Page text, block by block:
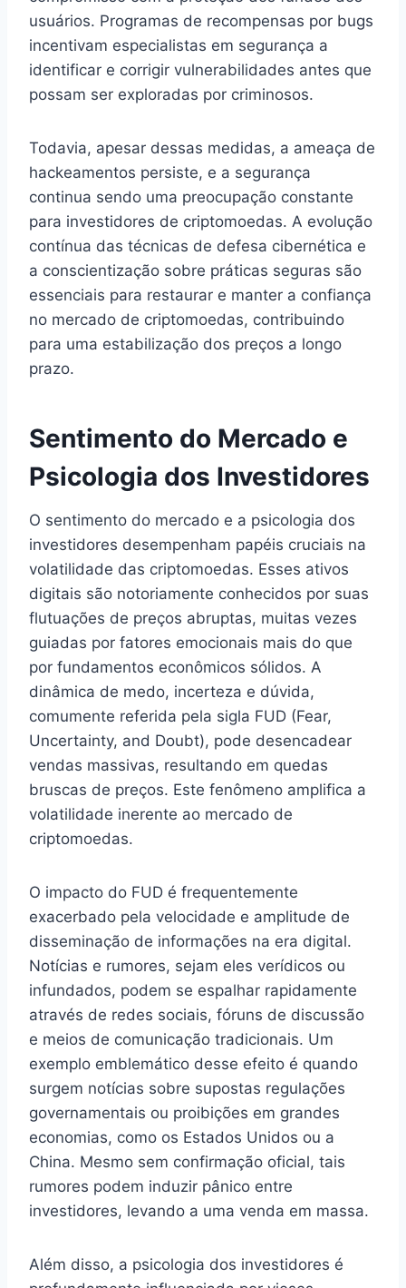
usuários. Programas de recompensas por bugs
incentivam especialistas em segurança a
identificar e corrigir vulnerabilidades antes que
possam ser exploradas por criminosos.
Todavia, apesar dessas medidas, a ameaça de
hackeamentos persiste, e a segurança
continua sendo uma preocupação constante
para investidores de criptomoedas. A evolução
contínua das técnicas de defesa cibernética e
a conscientização sobre práticas seguras são
essenciais para restaurar e manter a confiança
no mercado de criptomoedas, contribuindo
para uma estabilização dos preços a longo
prazo.
Sentimento do Mercado e
Psicologia dos Investidores
O sentimento do mercado e a psicologia dos
investidores desempenham papéis cruciais na
volatilidade das criptomoedas. Esses ativos
digitais são notoriamente conhecidos por suas
flutuações de preços abruptas, muitas vezes
guiadas por fatores emocionais mais do que
por fundamentos econômicos sólidos. A
dinâmica de medo, incerteza e dúvida,
comumente referida pela sigla FUD (Fear,
Uncertainty, and Doubt), pode desencadear
vendas massivas, resultando em quedas
bruscas de preços. Este fenômeno amplifica a
volatilidade inerente ao mercado de
criptomoedas.
O impacto do FUD é frequentemente
exacerbado pela velocidade e amplitude de
disseminação de informações na era digital.
Notícias e rumores, sejam eles verídicos ou
infundados, podem se espalhar rapidamente
através de redes sociais, fóruns de discussão
e meios de comunicação tradicionais. Um
exemplo emblemático desse efeito é quando
surgem notícias sobre supostas regulações
governamentais ou proibições em grandes
economias, como os Estados Unidos ou a
China. Mesmo sem confirmação oficial, tais
rumores podem induzir pânico entre
investidores, levando a uma venda em massa.
Além disso, a psicologia dos investidores é